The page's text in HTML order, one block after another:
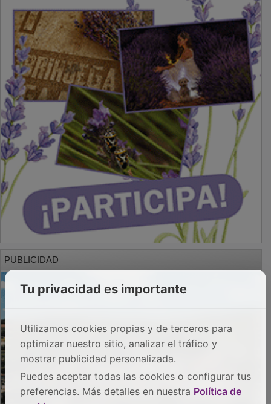
PUBLICIDAD
Tu privacidad es importante
Utilizamos cookies propias y de terceros para
optimizar nuestro sitio, analizar el tráfico y
mostrar publicidad personalizada.
Puedes aceptar todas las cookies o configurar tus
preferencias. Más detalles en nuestra Política de